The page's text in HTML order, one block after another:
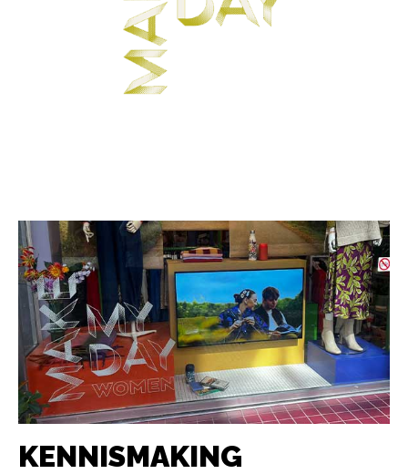
KENNISMAKING